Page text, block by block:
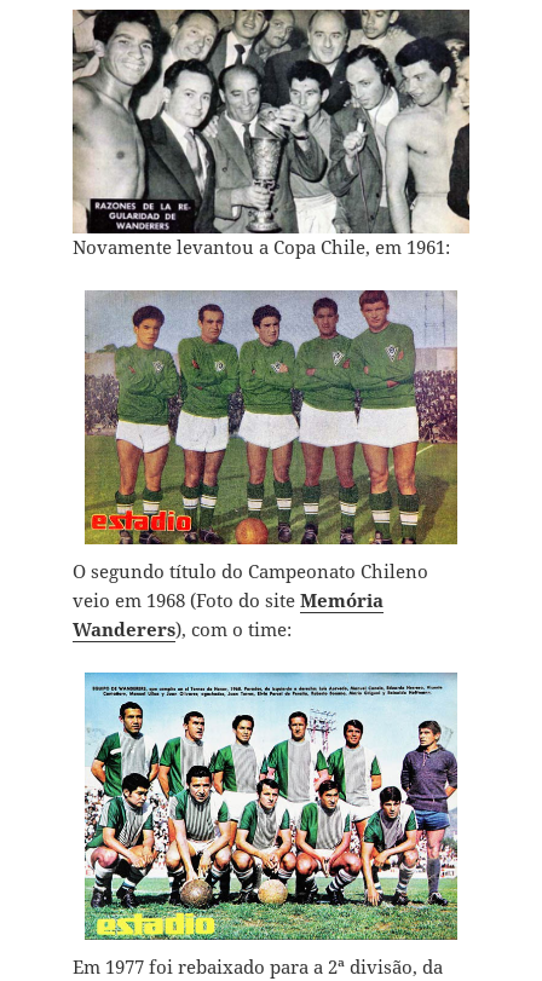
Novamente levantou a Copa Chile, em 1961:
O segundo título do Campeonato Chileno
veio em 1968 (Foto do site Memória
Wanderers), com o time:
Em 1977 foi rebaixado para a 2ª divisão, da